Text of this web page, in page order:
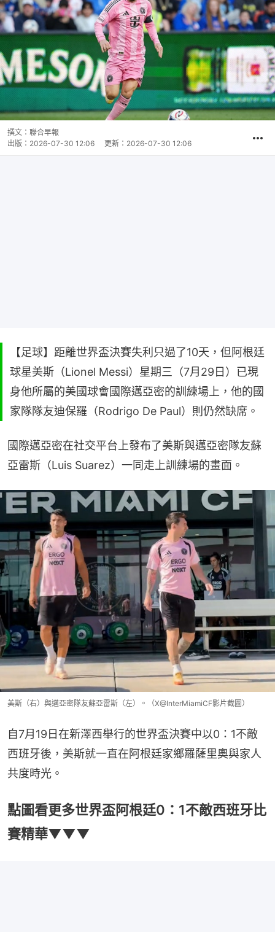
撰文： 聯合早報
出版： 2026-07-30 12:06 更新： 2026-07-30 12:06
【足球】距離世界盃決賽失利只過了10天，但阿根廷
球星美斯（Lionel Messi）星期三（7月29日）已現
身他所屬的美國球會國際邁亞密的訓練場上，他的國
家隊隊友迪保羅（Rodrigo De Paul）則仍然缺席。
國際邁亞密在社交平台上發布了美斯與邁亞密隊友蘇
亞雷斯（Luis Suarez）一同走上訓練場的畫面。
美斯（右）與邁亞密隊友蘇亞雷斯（左）。（X@InterMiamiCF影片截圖）
自7月19日在新澤西舉行的世界盃決賽中以0：1不敵
西班牙後，美斯就一直在阿根廷家鄉羅薩里奧與家人
共度時光。
點圖看更多世界盃阿根廷0：1不敵西班牙比
賽精華▼▼▼